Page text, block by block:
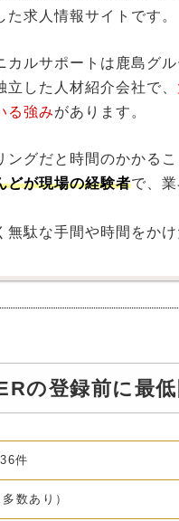
求人情報サイトです。
カルサポートは鹿島グ
した人材紹介会社で、
る強みがあります。
ングだと時間のかかる
どが現場の経験者で、
無駄な手間や時間をか
の登録前に最
件
数あり）